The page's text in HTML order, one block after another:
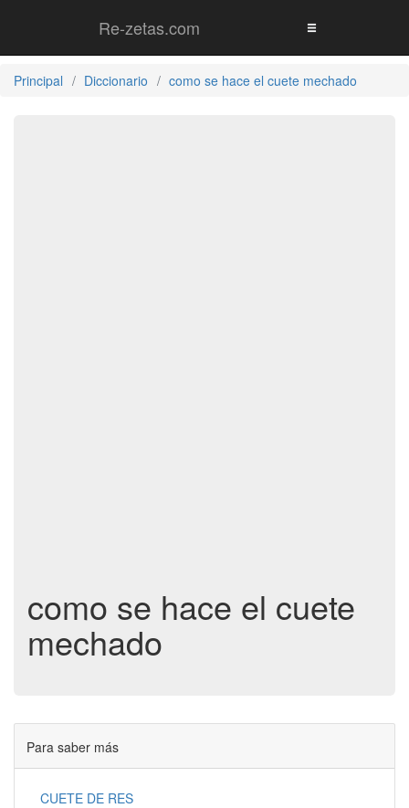
Re-zetas.com
Principal Diccionario como se hace el cuete mechado
como se hace el cuete
mechado
Para saber más
CUETE DE RES